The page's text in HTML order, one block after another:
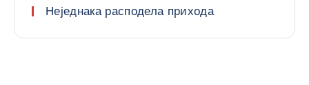
Неједнака расподела прихода